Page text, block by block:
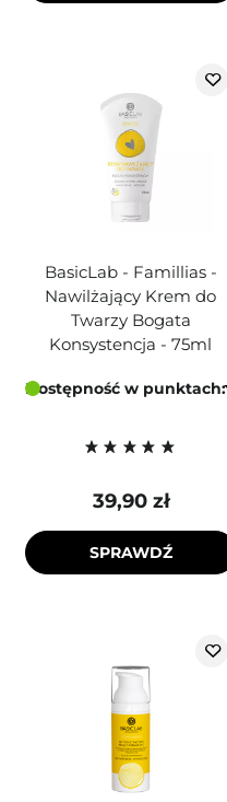
BasicLab - Famillias -
Nawilżający Krem do
Twarzy Bogata
Konsystencja - 75ml
Dostępność w punktach:
39,90 zł
SPRAWDŹ